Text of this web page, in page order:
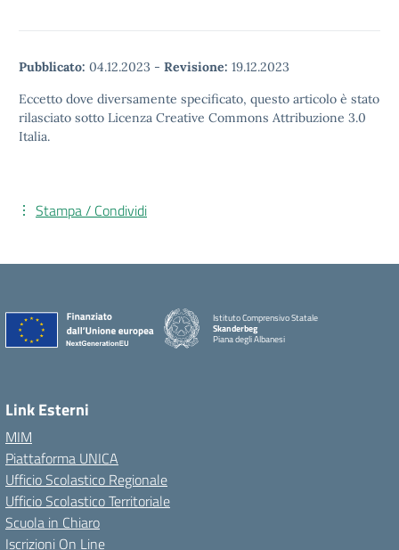
Pubblicato: 04.12.2023 - Revisione: 19.12.2023
Eccetto dove diversamente specificato, questo articolo è stato
rilasciato sotto Licenza Creative Commons Attribuzione 3.0
Italia.
Stampa / Condividi
Istituto Comprensivo Statale
Skanderbeg
Piana degli Albanesi
Link Esterni
MIM
Piattaforma UNICA
Ufficio Scolastico Regionale
Ufficio Scolastico Territoriale
Scuola in Chiaro
Iscrizioni On Line